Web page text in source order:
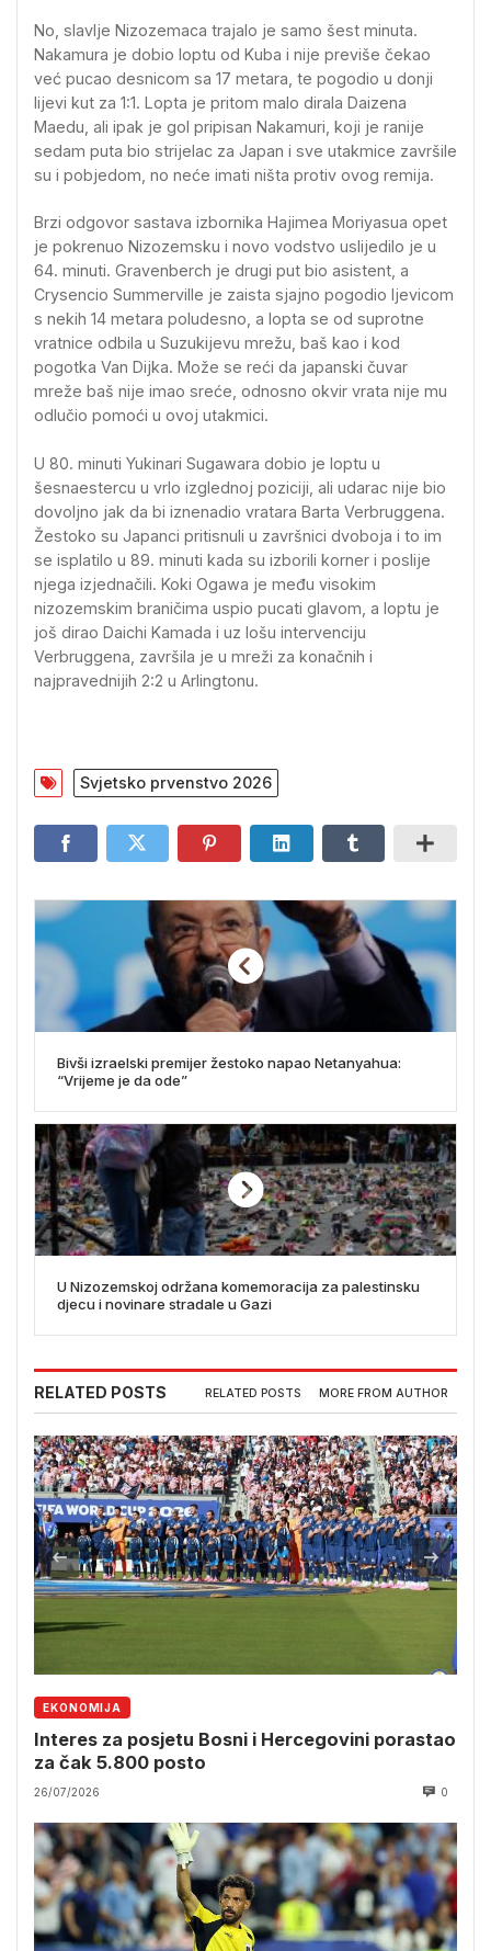
No, slavlje Nizozemaca trajalo je samo šest minuta.
Nakamura je dobio loptu od Kuba i nije previše čekao
već pucao desnicom sa 17 metara, te pogodio u donji
lijevi kut za 1:1. Lopta je pritom malo dirala Daizena
Maedu, ali ipak je gol pripisan Nakamuri, koji je ranije
sedam puta bio strijelac za Japan i sve utakmice završile
su i pobjedom, no neće imati ništa protiv ovog remija.
Brzi odgovor sastava izbornika Hajimea Moriyasua opet
je pokrenuo Nizozemsku i novo vodstvo uslijedilo je u
64. minuti. Gravenberch je drugi put bio asistent, a
Crysencio Summerville je zaista sjajno pogodio ljevicom
s nekih 14 metara poludesno, a lopta se od suprotne
vratnice odbila u Suzukijevu mrežu, baš kao i kod
pogotka Van Dijka. Može se reći da japanski čuvar
mreže baš nije imao sreće, odnosno okvir vrata nije mu
odlučio pomoći u ovoj utakmici.
U 80. minuti Yukinari Sugawara dobio je loptu u
šesnaestercu u vrlo izglednoj poziciji, ali udarac nije bio
dovoljno jak da bi iznenadio vratara Barta Verbruggena.
Žestoko su Japanci pritisnuli u završnici dvoboja i to im
se isplatilo u 89. minuti kada su izborili korner i poslije
njega izjednačili. Koki Ogawa je među visokim
nizozemskim braničima uspio pucati glavom, a loptu je
još dirao Daichi Kamada i uz lošu intervenciju
Verbruggena, završila je u mreži za konačnih i
najpravednijih 2:2 u Arlingtonu.
Svjetsko prvenstvo 2026
Bivši izraelski premijer žestoko napao Netanyahua:
“Vrijeme je da ode”
U Nizozemskoj održana komemoracija za palestinsku
djecu i novinare stradale u Gazi
RELATED POSTS RELATED POSTS MORE FROM AUTHOR
EKONOMIJA
Interes za posjetu Bosni i Hercegovini porastao
za čak 5.800 posto
26/07/2026 0